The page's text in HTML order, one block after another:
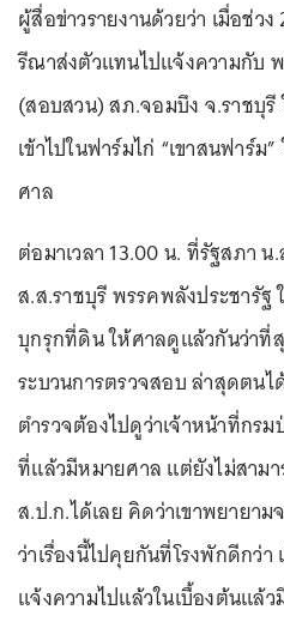
ผู้สื่อข่าวรายงานด้วยว่า เมื่อช่ว
รีณาส่งตัวแทนไปแจ้งความกับ
(สอบสวน) สภ.จอมบึง จ.ราชบุ
เข้าไปในฟาร์มไก่ “เขาสนฟาร์
ศาล
ต่อมาเวลา 13.00 น. ที่รัฐสภา
ส.ส.ราชบุรี พรรคพลังประชารั
บุกรุกที่ดิน ให้ศาลดูแล้วกันว่าที่
ระบวนการตรวจสอบ ล่าสุดตน
ตำรวจต้องไปดูว่าเจ้าหน้าที่กร
ที่แล้วมีหมายศาล แต่ยังไม่สามา
ส.ป.ก.ได้เลย คิดว่าเขาพยายา
ว่าเรื่องนี้ไปคุยกันที่โรงพักดีกว่า
แจ้งความไปแล้วในเบื้องต้นแล้